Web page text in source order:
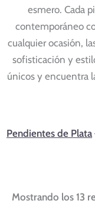
esmero. Cada
contemporáneo
cualquier ocasión,
sofisticación y
únicos y encuentra
Pendientes de Plata
Mostrando los 13